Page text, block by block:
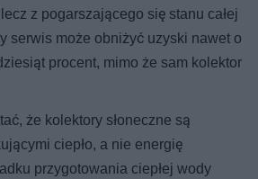
z pogarszającego się stanu całej
serwis może obniżyć uzyski nawet o
procent, mimo że sam kolektor
że kolektory słoneczne są
ciepło, a nie energię
przygotowania ciepłej wody